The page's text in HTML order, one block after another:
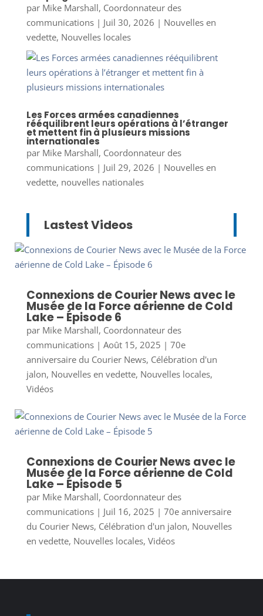
par Mike Marshall, Coordonnateur des
communications| Juil 30, 2026 | Nouvelles en
vedette, Nouvelles locales
Les Forces armées canadiennes
rééquilibrent leurs opérations à l’étranger
et mettent fin à plusieurs missions
internationales
par Mike Marshall, Coordonnateur des
communications| Juil 29, 2026 | Nouvelles en
vedette, nouvelles nationales
Lastest Videos
Connexions de Courier News avec le
Musée de la Force aérienne de Cold
Lake – Épisode 6
par Mike Marshall, Coordonnateur des
communications| Août 15, 2025 | 70e
anniversaire du Courier News, Célébration d'un
jalon, Nouvelles en vedette, Nouvelles locales,
Vidéos
Connexions de Courier News avec le
Musée de la Force aérienne de Cold
Lake – Épisode 5
par Mike Marshall, Coordonnateur des
communications| Juil 16, 2025 | 70e anniversaire
du Courier News, Célébration d'un jalon, Nouvelles
en vedette, Nouvelles locales, Vidéos